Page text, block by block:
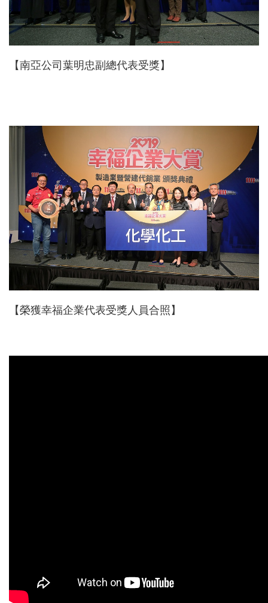
【南亞公司葉明忠副總代表受獎】
【榮獲幸福企業代表受獎人員合照】